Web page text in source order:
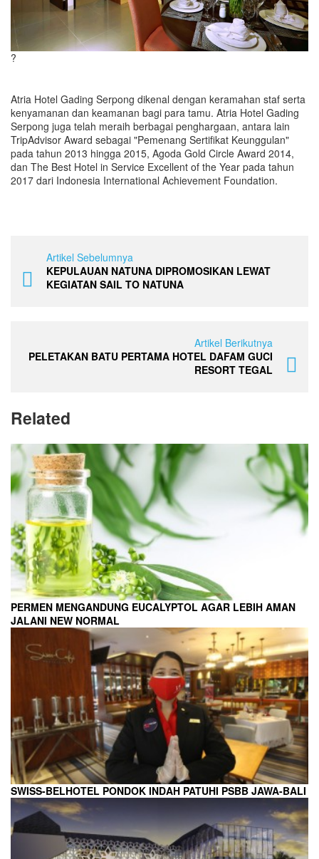
?
Atria Hotel Gading Serpong dikenal dengan keramahan staf serta
kenyamanan dan keamanan bagi para tamu. Atria Hotel Gading
Serpong juga telah meraih berbagai penghargaan, antara lain
TripAdvisor Award sebagai "Pemenang Sertifikat Keunggulan"
pada tahun 2013 hingga 2015, Agoda Gold Circle Award 2014,
dan The Best Hotel in Service Excellent of the Year pada tahun
2017 dari Indonesia International Achievement Foundation.
Artikel Sebelumnya
KEPULAUAN NATUNA DIPROMOSIKAN LEWAT
KEGIATAN SAIL TO NATUNA
Artikel Berikutnya
PELETAKAN BATU PERTAMA HOTEL DAFAM GUCI
RESORT TEGAL
Related
PERMEN MENGANDUNG EUCALYPTOL AGAR LEBIH AMAN
JALANI NEW NORMAL
SWISS-BELHOTEL PONDOK INDAH PATUHI PSBB JAWA-BALI